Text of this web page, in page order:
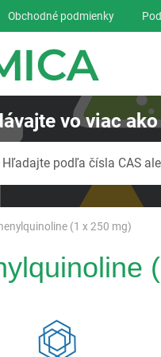
(1 x 250 mg)
Obchodné podmienky
vo viac
Hľadajte podľa čísla CAS